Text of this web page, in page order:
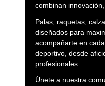
combinan
Palas, raquetas,
diseñados para
acompañarte en
deportivo, desde
profesionales.
Únete a nuestra